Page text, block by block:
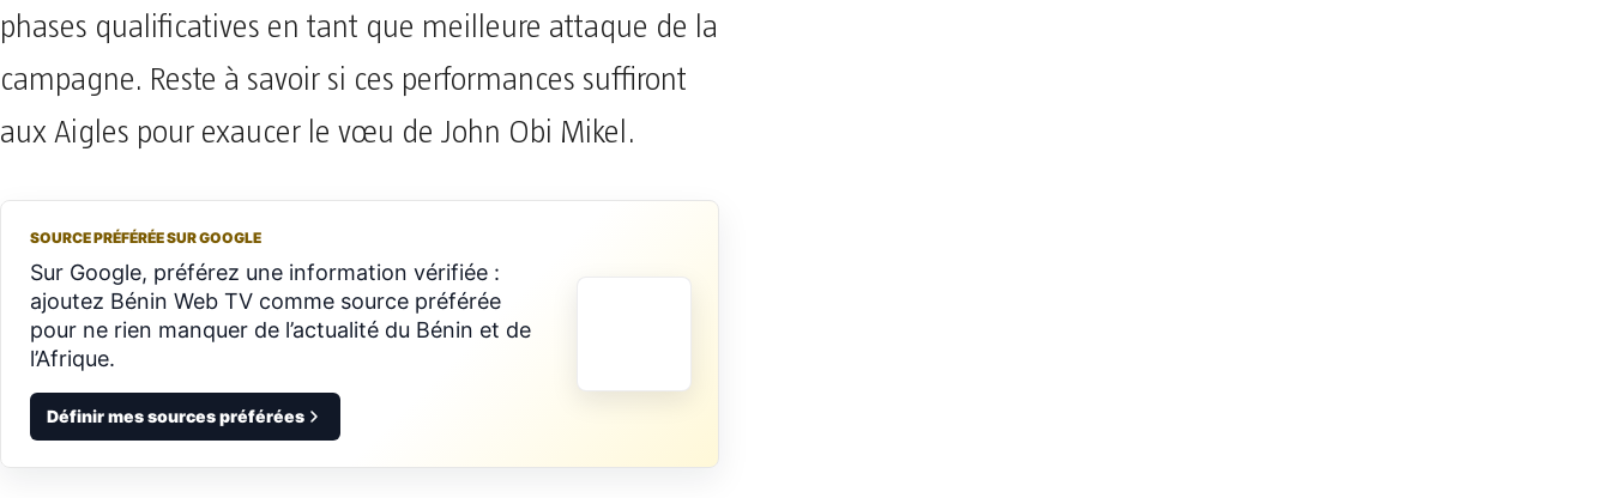
phases qualificatives en tant que meilleure attaque de la
campagne. Reste à savoir si ces performances suffiront
aux Aigles pour exaucer le vœu de John Obi Mikel.
SOURCE PRÉFÉRÉE SUR GOOGLE
Sur Google, préférez une information vérifiée :
ajoutez Bénin Web TV comme source préférée
pour ne rien manquer de l’actualité du Bénin et de
l’Afrique.
Définir mes sources préférées